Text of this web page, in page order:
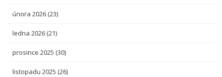
února 2026 (23)
ledna 2026 (21)
prosince 2025 (30)
listopadu 2025 (26)